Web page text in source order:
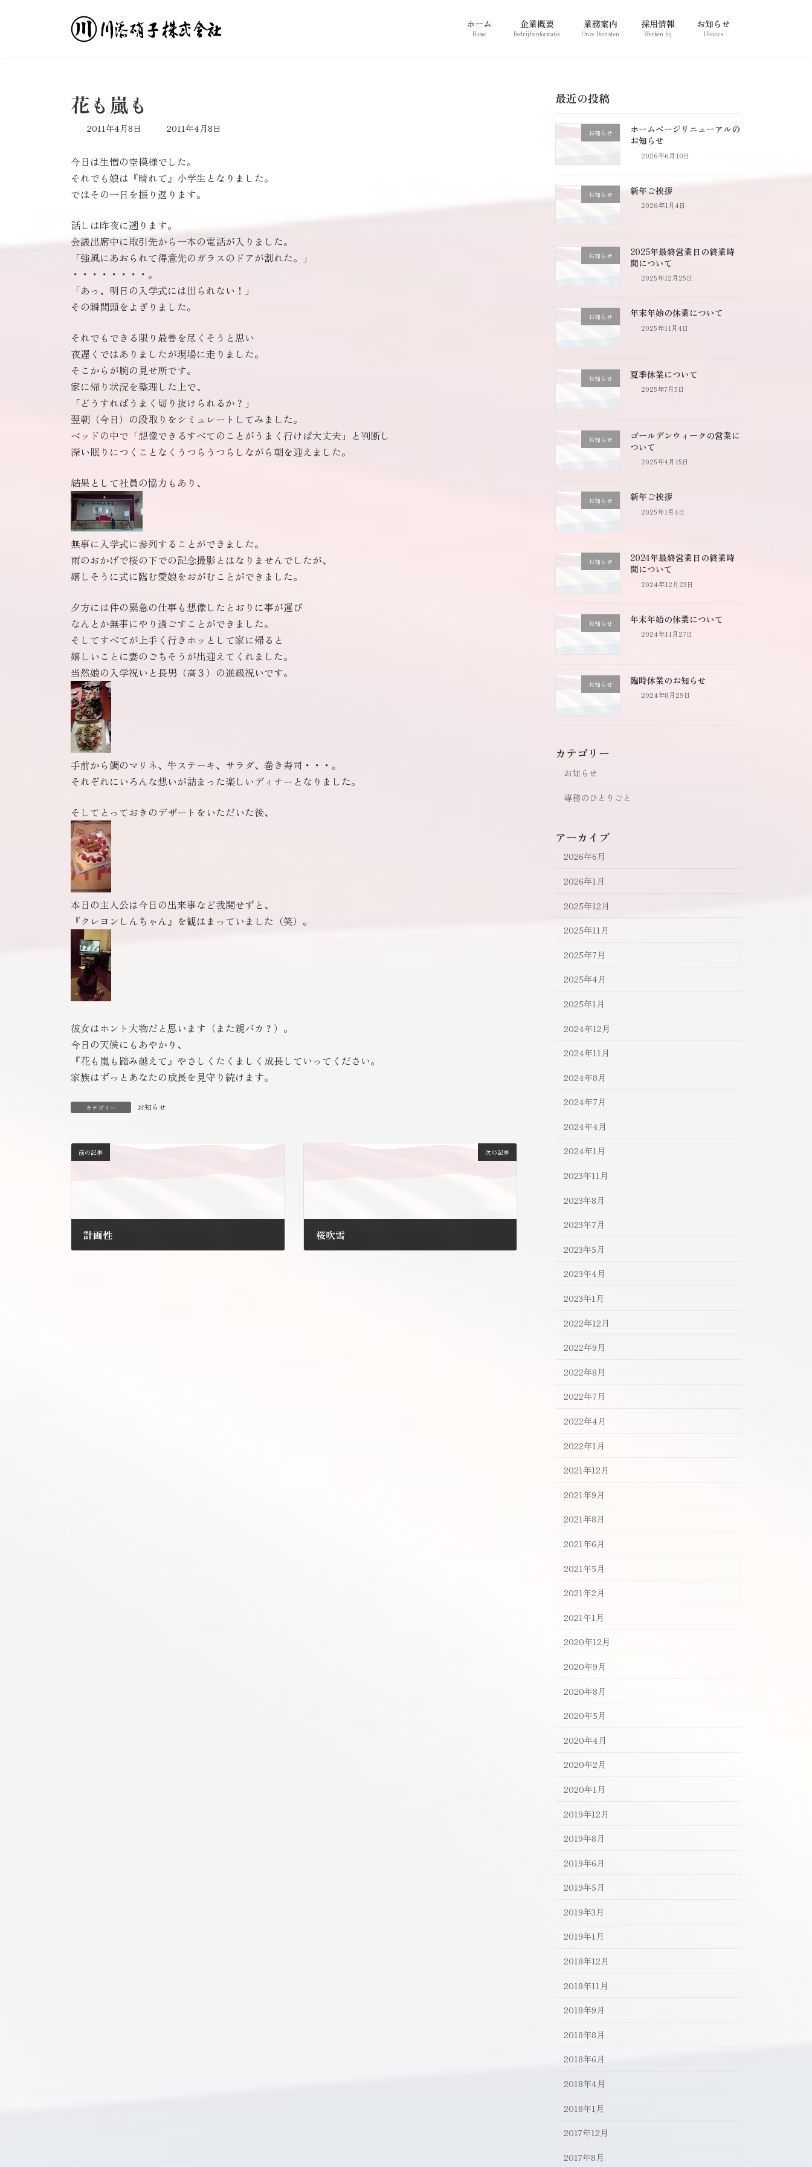
ホーム
Home
企業概要
Bedrijfsinformatie
業務案内
Onze Diensten
採用情報
Werken bij
お知らせ
Nieuws
花も嵐も
2011年4月8日
最
新
日
時
:
2011年4月8日
今日は生憎の空模様でした。
それでも娘は『晴れて』小学生となりました。
ではその一日を振り返ります。
話しは昨夜に遡ります。
会議出席中に取引先から一本の電話が入りました。
「強風にあおられて得意先のガラスのドアが割れた。」
・・・・・・・・。
「あっ、明日の入学式には出られない！」
その瞬間頭をよぎりました。
それでもできる限り最善を尽くそうと思い
夜遅くではありましたが現場に走りました。
そこからが腕の見せ所です。
家に帰り状況を整理した上で、
「どうすればうまく切り抜けられるか？」
翌朝（今日）の段取りをシミュレートしてみました。
ベッドの中で「想像できるすべてのことがうまく行けば大丈夫」と判断し
深い眠りにつくことなくうつらうつらしながら朝を迎えました。
結果として社員の協力もあり、
無事に入学式に参列することができました。
雨のおかげで桜の下での記念撮影とはなりませんでしたが、
嬉しそうに式に臨む愛娘をおがむことができました。
夕方には件の緊急の仕事も想像したとおりに事が運び
なんとか無事にやり過ごすことができました。
そしてすべてが上手く行きホッとして家に帰ると
嬉しいことに妻のごちそうが出迎えてくれました。
当然娘の入学祝いと長男（高３）の進級祝いです。
手前から鯛のマリネ、牛ステーキ、サラダ、巻き寿司・・・。
それぞれにいろんな想いが詰まった楽しいディナーとなりました。
そしてとっておきのデザートをいただいた後、
本日の主人公は今日の出来事など我関せずと、
『クレヨンしんちゃん』を観はまっていました（笑）。
彼女はホント大物だと思います（また親バカ？）。
今日の天候にもあやかり、
『花も嵐も踏み越えて』やさしくたくましく成長していってください。
家族はずっとあなたの成長を見守り続けます。
カテゴリー お知らせ
前の記事
計画性
次の記事
桜吹雪
最近の投稿
お知らせ
ホームページリニューアルの
お知らせ
2026年6月10日
お知らせ 新年ご挨拶
2026年1月4日
お知らせ
2025年最終営業日の終業時
間について
2025年12月25日
お知らせ 年末年始の休業について
2025年11月4日
お知らせ 夏季休業について
2025年7月5日
お知らせ
ゴールデンウィークの営業に
ついて
2025年4月15日
お知らせ 新年ご挨拶
2025年1月4日
お知らせ
2024年最終営業日の終業時
間について
2024年12月23日
お知らせ 年末年始の休業について
2024年11月27日
お知らせ 臨時休業のお知らせ
2024年8月29日
カテゴリー
お知らせ
専務のひとりごと
アーカイブ
2026年6月
2026年1月
2025年12月
2025年11月
2025年7月
2025年4月
2025年1月
2024年12月
2024年11月
2024年8月
2024年7月
2024年4月
2024年1月
2023年11月
2023年8月
2023年7月
2023年5月
2023年4月
2023年1月
2022年12月
2022年9月
2022年8月
2022年7月
2022年4月
2022年1月
2021年12月
2021年9月
2021年8月
2021年6月
2021年5月
2021年2月
2021年1月
2020年12月
2020年9月
2020年8月
2020年5月
2020年4月
2020年2月
2020年1月
2019年12月
2019年8月
2019年6月
2019年5月
2019年3月
2019年1月
2018年12月
2018年11月
2018年9月
2018年8月
2018年6月
2018年4月
2018年1月
2017年12月
2017年8月